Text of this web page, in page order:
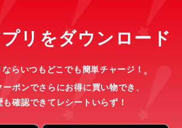
リをダウンロード
らいつもどこでも簡単チャージ！ ※
ポンでさらにお得に買い物でき、
も確認できてレシートいらず！